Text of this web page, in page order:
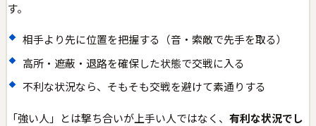
す。
相手より先に位置を把握する（音・索敵で先手を取る）
高所・遮蔽・退路を確保した状態で交戦に入る
不利な状況なら、そもそも交戦を避けて素通りする
「強い人」とは撃ち合いが上手い人ではなく、 有利な状況でし